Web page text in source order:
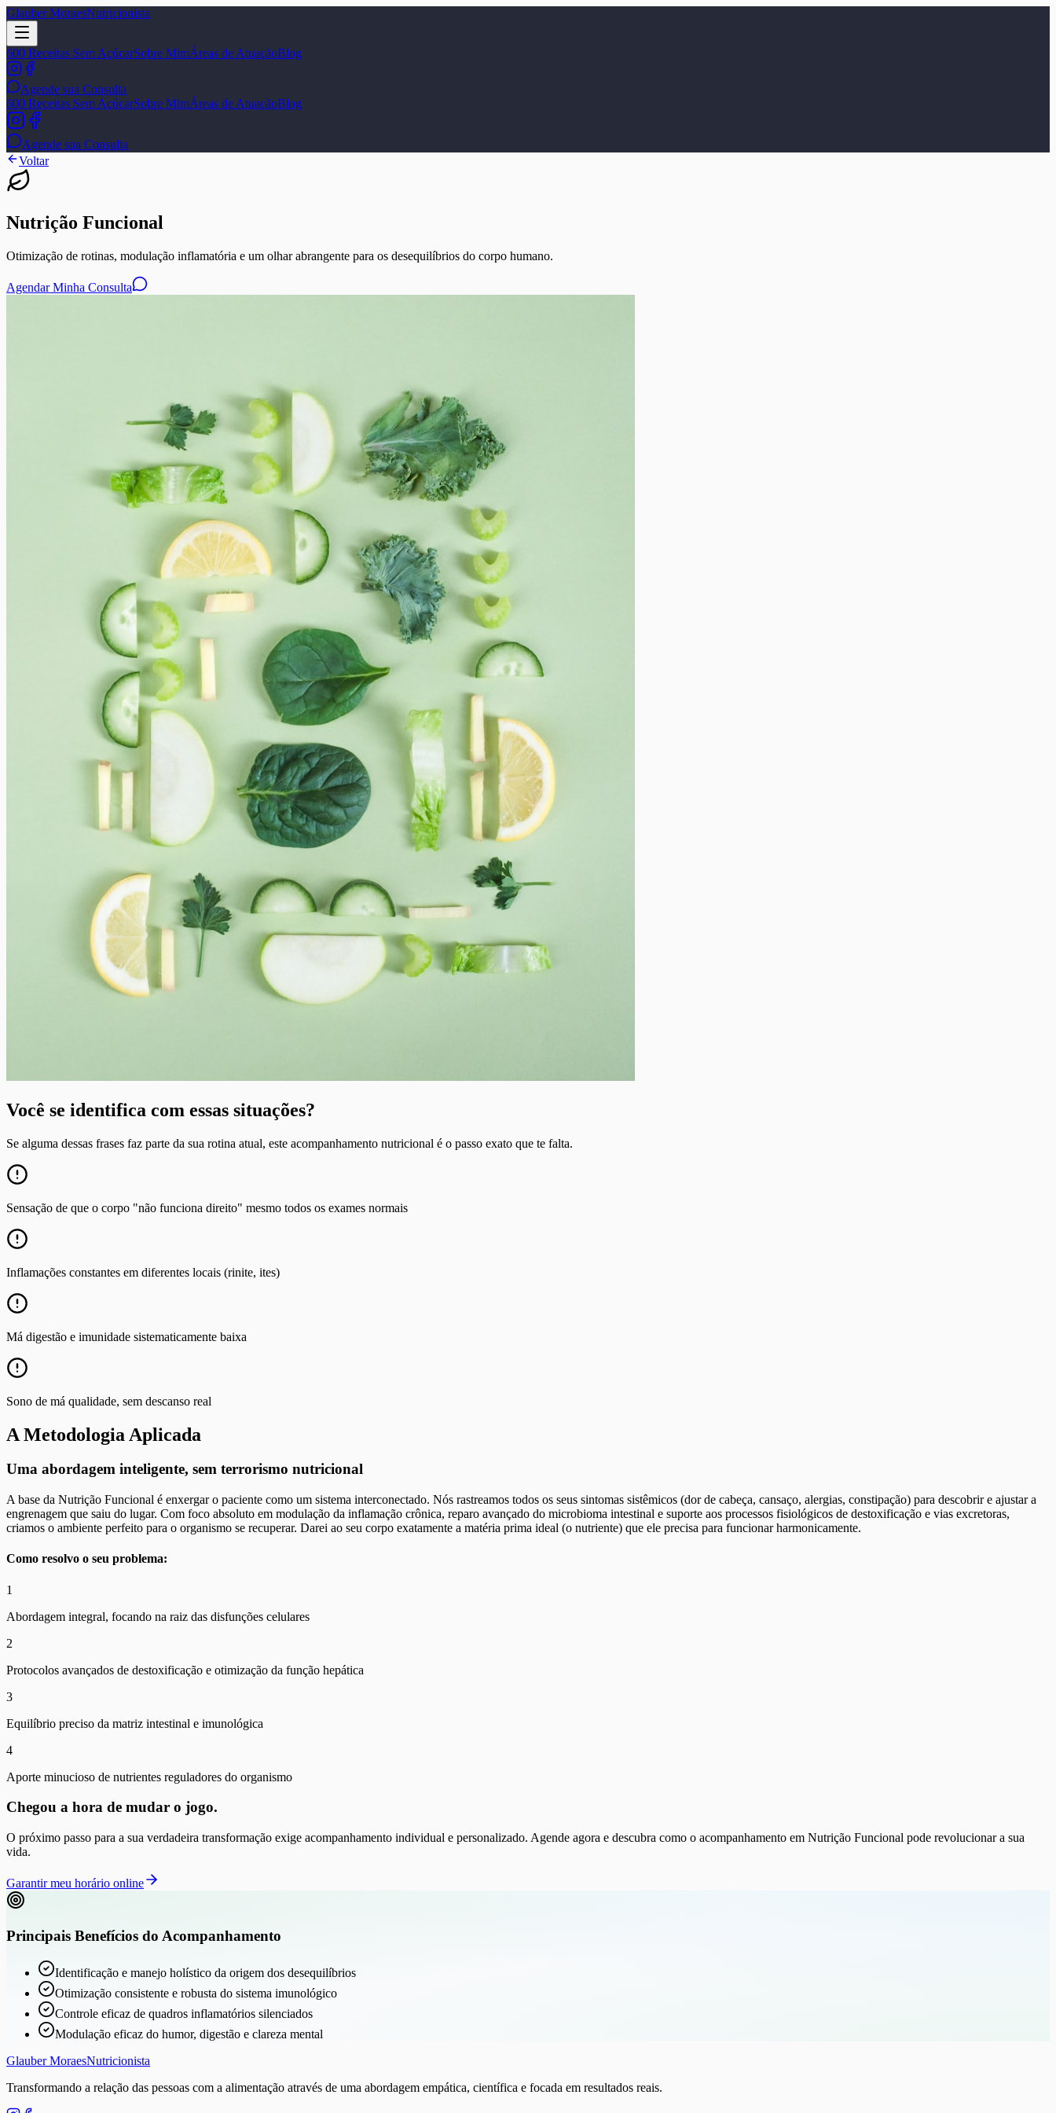
Glauber MoraesNutricionista
600 Receitas Sem AçúcarSobre MimÁreas de AtuaçãoBlog
Agende sua Consulta
600 Receitas Sem AçúcarSobre MimÁreas de AtuaçãoBlog
Agende sua Consulta
Voltar
Nutrição Funcional
Otimização de rotinas, modulação inflamatória e um olhar abrangente para os desequilíbrios do corpo humano.
Agendar Minha Consulta
Você se identifica com essas situações?
Se alguma dessas frases faz parte da sua rotina atual, este acompanhamento nutricional é o passo exato que te falta.
Sensação de que o corpo "não funciona direito" mesmo todos os exames normais
Inflamações constantes em diferentes locais (rinite, ites)
Má digestão e imunidade sistematicamente baixa
Sono de má qualidade, sem descanso real
A Metodologia Aplicada
Uma abordagem inteligente, sem terrorismo nutricional
A base da Nutrição Funcional é enxergar o paciente como um sistema interconectado. Nós rastreamos todos os seus sintomas sistêmicos (dor de cabeça, cansaço, alergias, constipação) para descobrir e ajustar a
engrenagem que saiu do lugar. Com foco absoluto em modulação da inflamação crônica, reparo avançado do microbioma intestinal e suporte aos processos fisiológicos de destoxificação e vias excretoras,
criamos o ambiente perfeito para o organismo se recuperar. Darei ao seu corpo exatamente a matéria prima ideal (o nutriente) que ele precisa para funcionar harmonicamente.
Como resolvo o seu problema:
1
Abordagem integral, focando na raiz das disfunções celulares
2
Protocolos avançados de destoxificação e otimização da função hepática
3
Equilíbrio preciso da matriz intestinal e imunológica
4
Aporte minucioso de nutrientes reguladores do organismo
Chegou a hora de mudar o jogo.
O próximo passo para a sua verdadeira transformação exige acompanhamento individual e personalizado. Agende agora e descubra como o acompanhamento em Nutrição Funcional pode revolucionar a sua
vida.
Garantir meu horário online
Principais Benefícios do Acompanhamento
Identificação e manejo holístico da origem dos desequilíbrios
Otimização consistente e robusta do sistema imunológico
Controle eficaz de quadros inflamatórios silenciados
Modulação eficaz do humor, digestão e clareza mental
Glauber MoraesNutricionista
Transformando a relação das pessoas com a alimentação através de uma abordagem empática, científica e focada em resultados reais.